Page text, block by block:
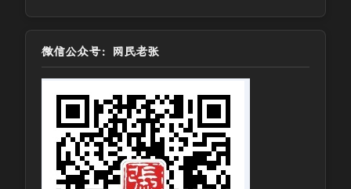
微信公众号：网民老张